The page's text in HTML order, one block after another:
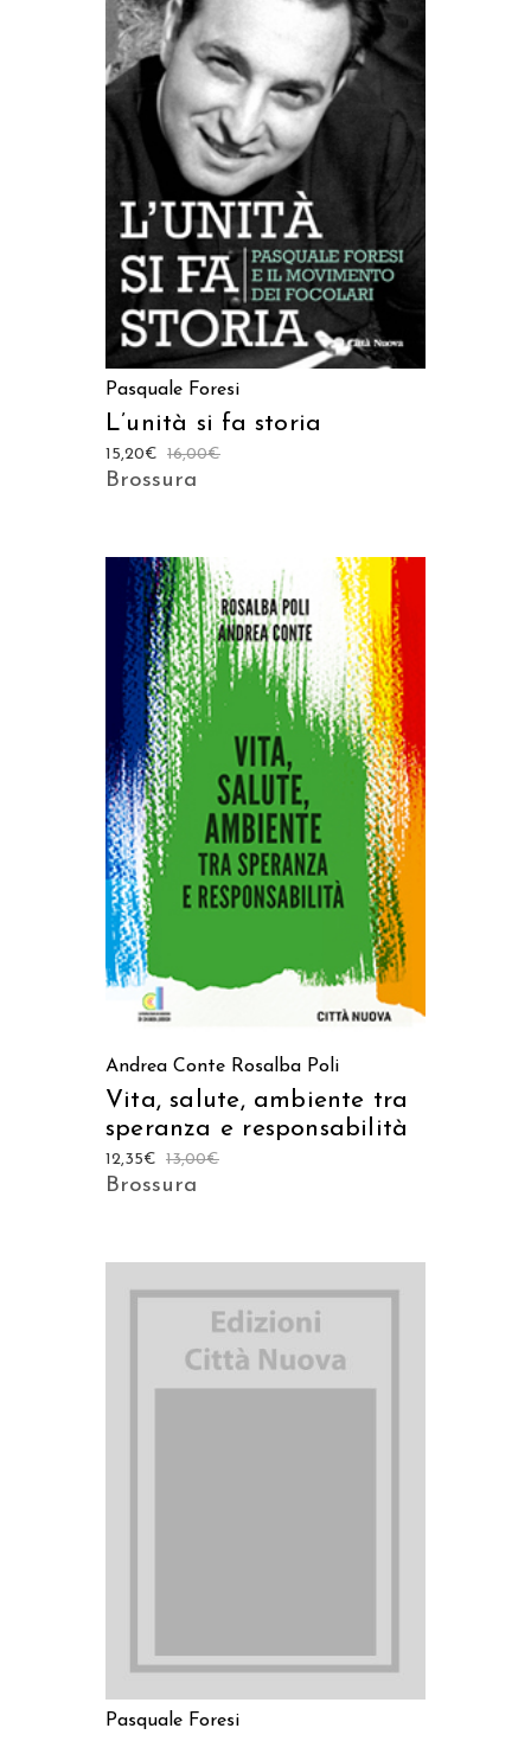
AGGIUNGI AL CARRELLO
Pasquale Foresi
L’unità si fa storia
16,00€
15,20€
Brossura
AGGIUNGI AL CARRELLO
Andrea Conte Rosalba Poli
Vita, salute, ambiente tra
speranza e responsabilità
13,00€
12,35€
Brossura
Pasquale Foresi